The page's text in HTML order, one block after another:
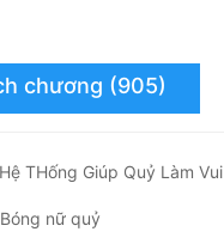
Gian
chương (905)
THống Giúp Quỷ Làm Vui
nữ quỷ